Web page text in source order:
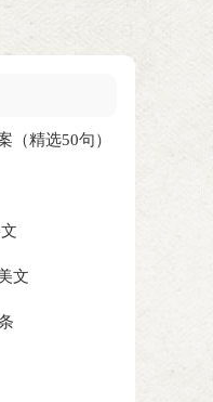
（精选50句）
文